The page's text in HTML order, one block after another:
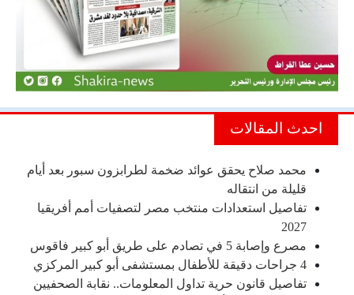
احدث المقالات
محمد صلاح يحقق عوائد ضخمة لطرابزون سبور بعد أيام
قليلة من انتقاله
تفاصيل استعدادات منتخب مصر لتصفيات أمم أفريقيا
2027
مصرع وإصابة 5 في تصادم على طريق أبو كبير فاقوس
4 جراحات دقيقة للأطفال بمستشفى أبو كبير المركزي
تفاصيل قانون حرية تداول المعلومات.. نقابة الصحفيين